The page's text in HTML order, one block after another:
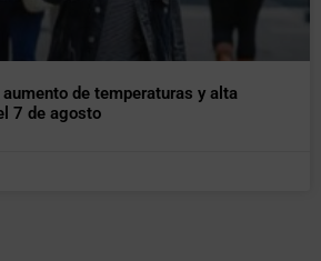
de temperaturas y alta
7 de agosto